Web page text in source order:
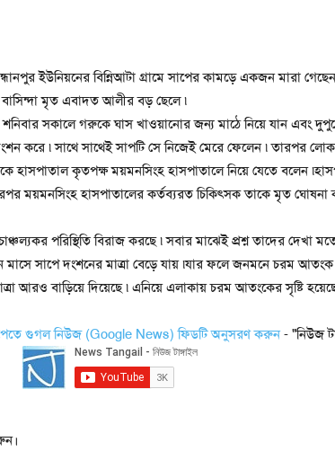
ইউনিয়নের বিন্নিআটা গ্রামে সাপের কামড়ে একজন মারা
মৃত এবাদত আলীর বড় ছেলে ৷
সকালে গরুকে ঘাস খাওয়ানোর জন্য মাঠে নিয়ে যান এবং
করে ৷ সাথে সাথেই সাপটি সে নিজেই মেরে ফেলেন ৷ তারপর
হাসপাতাল কৃতপক্ষ ময়মনসিংহ হাসপাতালে নিয়ে যেতে বলেন
ময়মনসিংহ হাসপাতালের কর্তব্যরত চিকিৎসক তাকে মৃত ঘোষনা
পরিস্থিতি বিরাজ করছে ৷ সবার মাঝেই প্রশ্ন তাদের দেখা
মাসে সাপে দংশনের মাত্রা বেড়ে যায় ৷যার ফলে জনমনে চরম
আরও বাড়িয়ে দিয়েছে ৷ এনিয়ে এলাকায় চরম আতংকের সৃষ্টি
পেতে গুগল নিউজ (Google News) ফিডটি অনুসরণ করুন- "নিউজ